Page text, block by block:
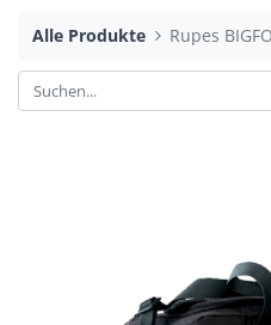
Alle Produkte Rupes